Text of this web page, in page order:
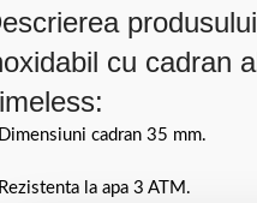
cu cadran
cadran 35 mm.
la apa 3 ATM.